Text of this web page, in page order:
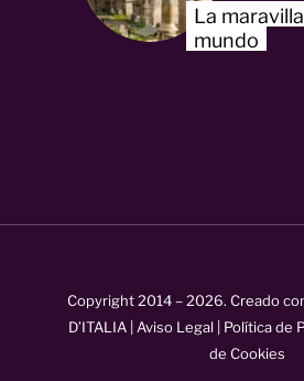
La
mundo
Copyright 2014 –2026. Creado
D’ITALIA Aviso Legal Política de
de Cookies